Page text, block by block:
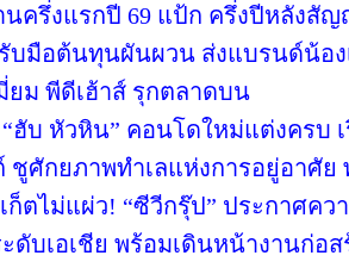
นครึ่งแรกปี 69 แป้ก ครึ่งปีหลัง
บมือต้นทุนผันผวน ส่งแบรนด์น้อง
ยม พีดีเฮ้าส์ รุกตลาดบน
ฮับ หัวหิน” คอนโดใหม่แต่งครบ
ชูศักยภาพทำเลแห่งการอยู่อาศั
ก็ตไม่แผ่ว! “ซีวีกรุ๊ป” ประกาศคว
ดับเอเชีย พร้อมเดินหน้างานก่อส